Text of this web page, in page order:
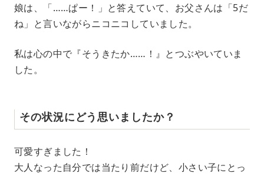
娘は、「……ぱー！」と答えていて、お父さんは「5だ
ね」と言いながらニコニコしていました。
私は心の中で『そうきたか……！』とつぶやいていま
した。
その状況にどう思いましたか？
可愛すぎました！
大人なった自分では当たり前だけど、小さい子にとっ